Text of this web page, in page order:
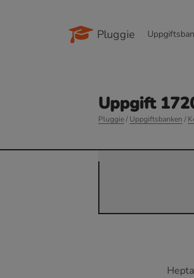
Pluggie
Uppgift
Pluggie/Uppgiftsbanken /